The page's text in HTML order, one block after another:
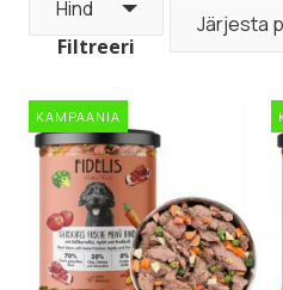
Hind
Filtreeri
KAMPAANIA